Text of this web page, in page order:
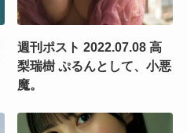
週刊ポスト 2022.07.08 高
梨瑞樹 ぷるんとして、小悪
魔。